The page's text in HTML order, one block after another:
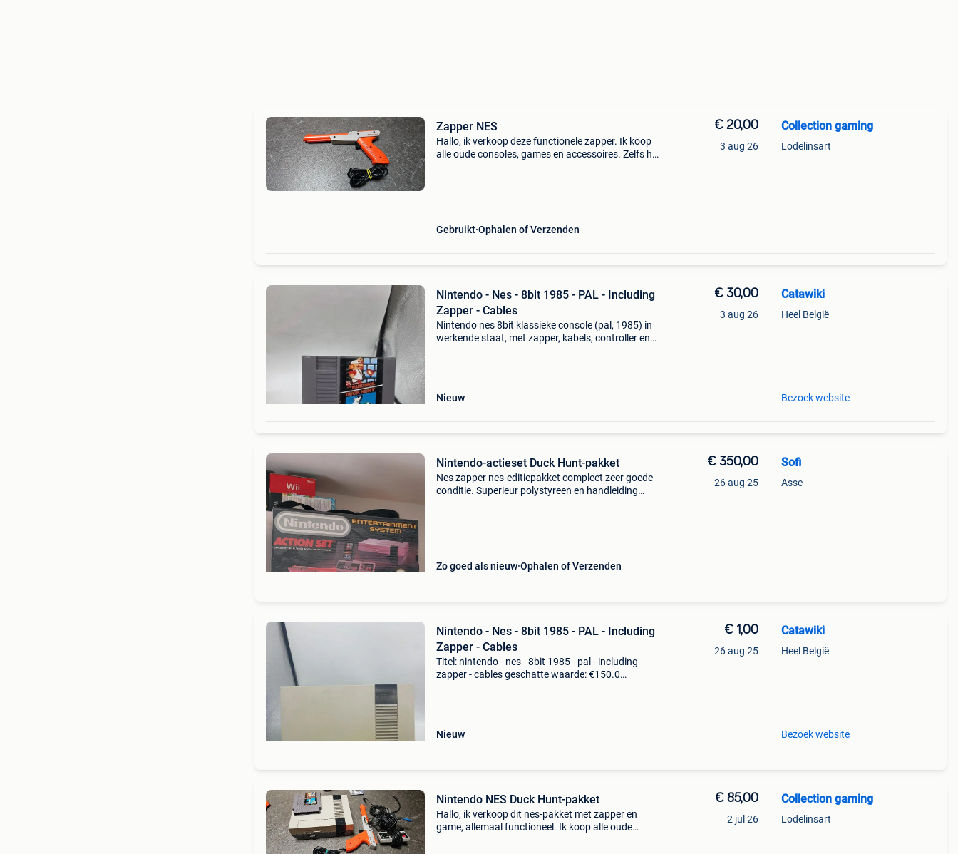
Zapper NES
Hallo, ik verkoop deze functionele zapper. Ik koop
alle oude consoles, games en accessoires. Zelfs hs,
Gebruikt Ophalen of Verzenden
€ 20,00
3 aug 26
Collection gaming
Lodelinsart
Nintendo - Nes - 8bit 1985 - PAL - Including
Zapper - Cables
Nintendo nes 8bit klassieke console (pal, 1985) in
werkende staat, met zapper, kabels, controller en
Nieuw
€ 30,00
3 aug 26
Catawiki
Heel België
Bezoek website
Nintendo-actieset Duck Hunt-pakket
Nes zapper nes-editiepakket compleet zeer goede
conditie. Superieur polystyreen en handleiding
Zo goed als nieuw Ophalen of Verzenden
€ 350,00
26 aug 25
Sofi
Asse
Nintendo - Nes - 8bit 1985 - PAL - Including
Zapper - Cables
Titel: nintendo - nes - 8bit 1985 - pal - including
zapper - cables geschatte waarde: €150.0
Nieuw
€ 1,00
26 aug 25
Catawiki
Heel België
Bezoek website
Nintendo NES Duck Hunt-pakket
Hallo, ik verkoop dit nes-pakket met zapper en
game, allemaal functioneel. Ik koop alle oude
€ 85,00
2 jul 26
Collection gaming
Lodelinsart